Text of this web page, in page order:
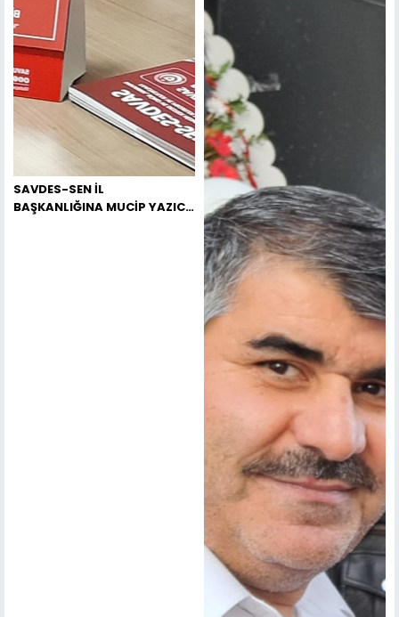
SAVDES-SEN İL
BAŞKANLIĞINA MUCİP YAZICI